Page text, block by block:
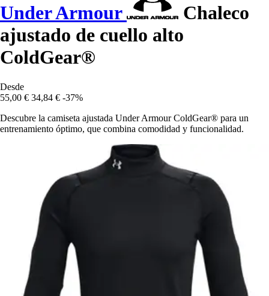
Under Armour
Chaleco
ajustado de cuello alto
ColdGear®
Desde
55,00 € 34,84 € -37%
Descubre la camiseta ajustada Under Armour ColdGear® para un
entrenamiento óptimo, que combina comodidad y funcionalidad.